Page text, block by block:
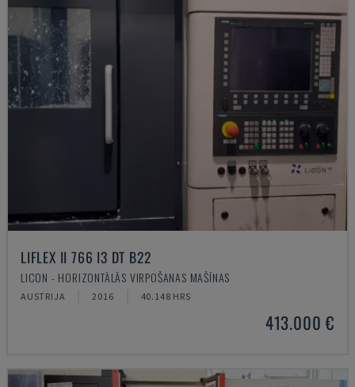
LIFLEX II 766 I3 DT B22
LICON - HORIZONTĀLĀS VIRPOŠANAS MAŠĪNAS
AUSTRIJA 2016 40.148 HRS
413.000 €